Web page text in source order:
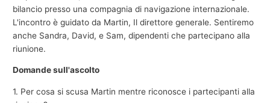
bilancio presso una compagnia di navigazione internazionale.
L'incontro è guidato da Martin, Il direttore generale. Sentiremo
anche Sandra, David, e Sam, dipendenti che partecipano alla
riunione.
Domande sull'ascolto
1. Per cosa si scusa Martin mentre riconosce i partecipanti alla